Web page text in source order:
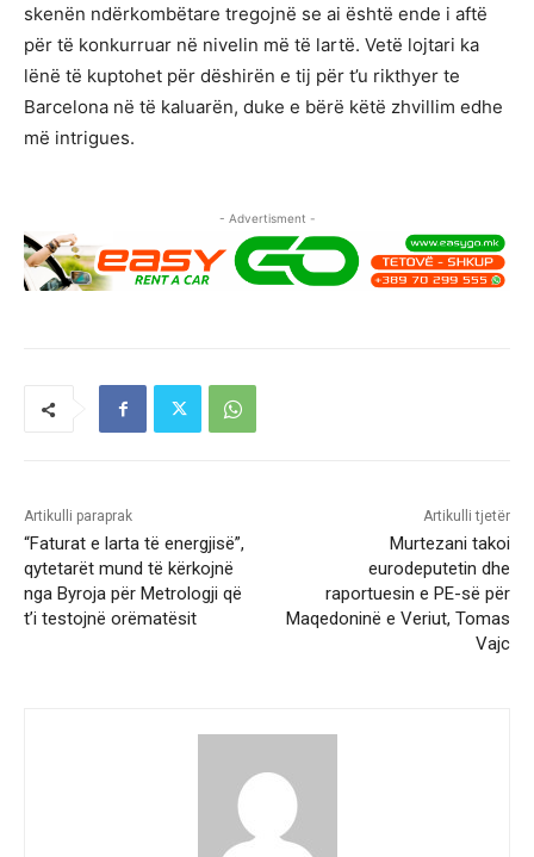
skenën ndërkombëtare tregojnë se ai është ende i aftë
për të konkurruar në nivelin më të lartë. Vetë lojtari ka
lënë të kuptohet për dëshirën e tij për t’u rikthyer te
Barcelona në të kaluarën, duke e bërë këtë zhvillim edhe
më intrigues.
- Advertisment -
Artikulli paraprak
“Faturat e larta të energjisë”,
qytetarët mund të kërkojnë
nga Byroja për Metrologji që
t’i testojnë orëmatësit
Artikulli tjetër
Murtezani takoi
eurodeputetin dhe
raportuesin e PE-së për
Maqedoninë e Veriut, Tomas
Vajc